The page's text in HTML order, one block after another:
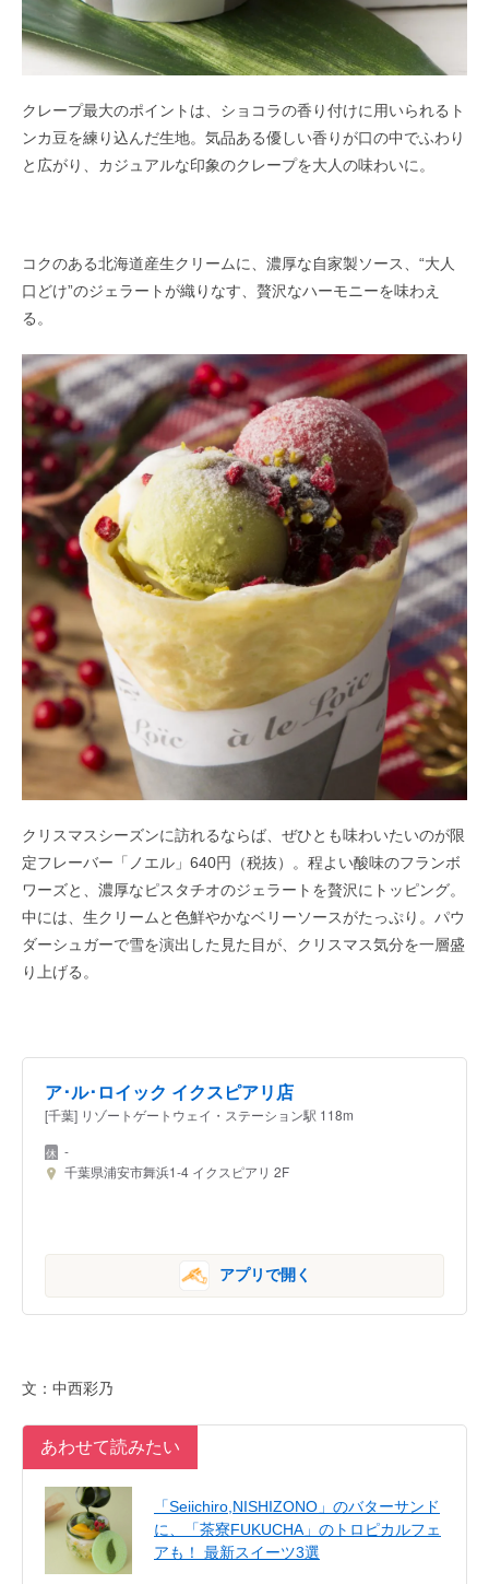
クレープ最大のポイントは、ショコラの香り付けに用いられるト
ンカ豆を練り込んだ生地。気品ある優しい香りが口の中でふわり
と広がり、カジュアルな印象のクレープを大人の味わいに。
コクのある北海道産生クリームに、濃厚な自家製ソース、“大人
口どけ”のジェラートが織りなす、贅沢なハーモニーを味わえ
る。
クリスマスシーズンに訪れるならば、ぜひとも味わいたいのが限
定フレーバー「ノエル」640円（税抜）。程よい酸味のフランボ
ワーズと、濃厚なピスタチオのジェラートを贅沢にトッピング。
中には、生クリームと色鮮やかなベリーソースがたっぷり。パウ
ダーシュガーで雪を演出した見た目が、クリスマス気分を一層盛
り上げる。
ア･ル･ロイック イクスピアリ店
[千葉] リゾートゲートウェイ・ステーション駅 118m
-
千葉県浦安市舞浜1-4 イクスピアリ 2F
アプリで開く
文：中西彩乃
あわせて読みたい
「Seiichiro,NISHIZONO」のバターサンド
に、「茶寮FUKUCHA」のトロピカルフェ
アも！ 最新スイーツ3選